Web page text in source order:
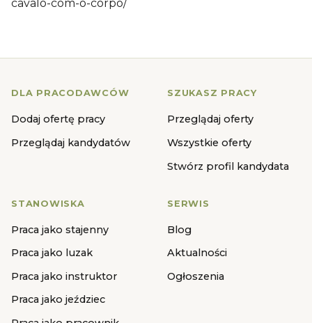
cavalo-com-o-corpo/
DLA PRACODAWCÓW
Dodaj ofertę pracy
Przeglądaj kandydatów
SZUKASZ PRACY
Przeglądaj oferty
Wszystkie oferty
Stwórz profil kandydata
STANOWISKA
Praca jako stajenny
Praca jako luzak
Praca jako instruktor
Praca jako jeździec
SERWIS
Blog
Aktualności
Ogłoszenia